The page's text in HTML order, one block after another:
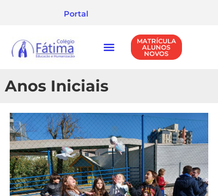
Portal
MATRÍCULA
ALUNOS
NOVOS
Anos Iniciais